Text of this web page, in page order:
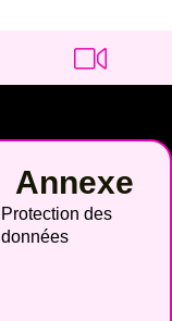
Annexe
Protection des
données